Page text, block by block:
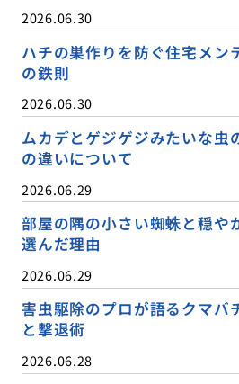
2026.06.30
ハチの巣作りを防ぐ住宅メン
の鉄則
2026.06.30
ムカデとゲジゲジみたいな虫
の違いについて
2026.06.29
部屋の隅の小さい蜘蛛と穏や
選んだ理由
2026.06.29
害虫駆除のプロが語るクマバ
と撃退術
2026.06.28